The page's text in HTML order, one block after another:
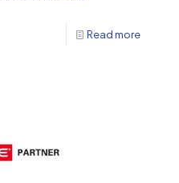
Read more